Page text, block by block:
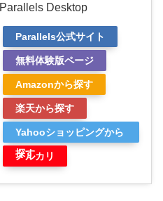
Parallels Desktop
Parallels公式サイト
無料体験版ページ
Amazonから探す
楽天から探す
Yahooショッピングから
探す
メルカリ